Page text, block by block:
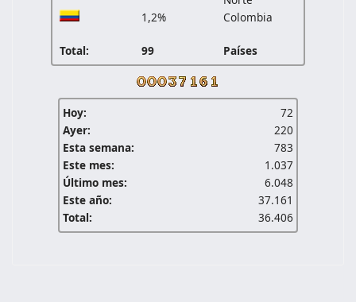
1,2%
Colombia
Total: 99 Países
Hoy:
72
Ayer:
220
Esta semana:
783
Este mes:
1.037
Último mes:
6.048
Este año:
37.161
Total:
36.406